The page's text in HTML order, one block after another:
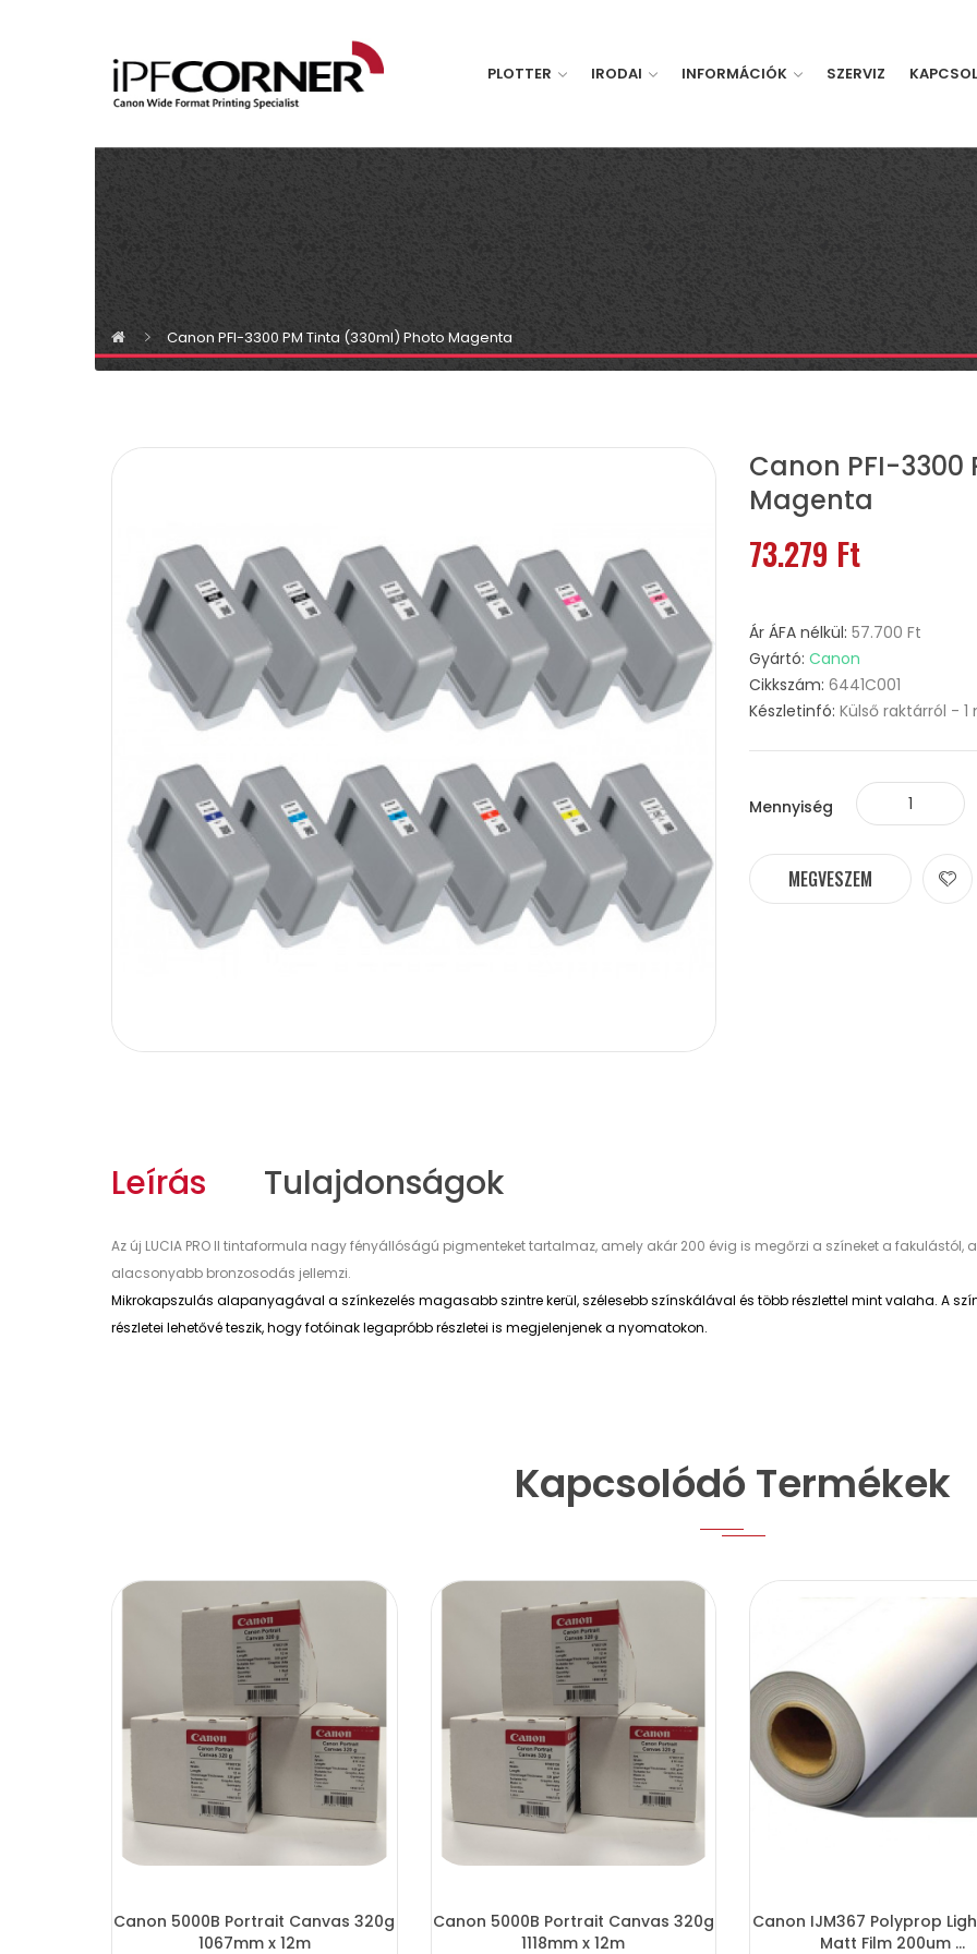
PLOTTER IRODAI INFORMÁCIÓK SZERVIZ
Canon PFI-3300 PM Tinta (330ml) Photo Magenta
Canon PFI-
Magenta
73.279 Ft
Ár ÁFA nélkül: 57.700 Ft
Gyártó: Canon
Cikkszám: 6441C001
Készletinfó: Külső raktárról - 1
Mennyiség
MEGVESZEM
Leírás Tulajdonságok
Az új LUCIA PRO II tintaformula nagy fényállóságú pigmenteket tartalmaz, amely akár 200 évig is megőrzi a színeket a
alacsonyabb bronzosodás jellemzi.
Mikrokapszulás alapanyagával a színkezelés magasabb szintre kerül, szélesebb színskálával és több részlettel mint valaha. A
részletei lehetővé teszik, hogy fotóinak legapróbb részletei is megjelenjenek a nyomatokon.
Kapcsolódó Termékek
Canon 5000B Portrait Canvas 320g
1067mm x 12m
Canon 5000B Portrait Canvas 320g
1118mm x 12m
Canon IJM367 Polyprop
Matt Film 200um ...